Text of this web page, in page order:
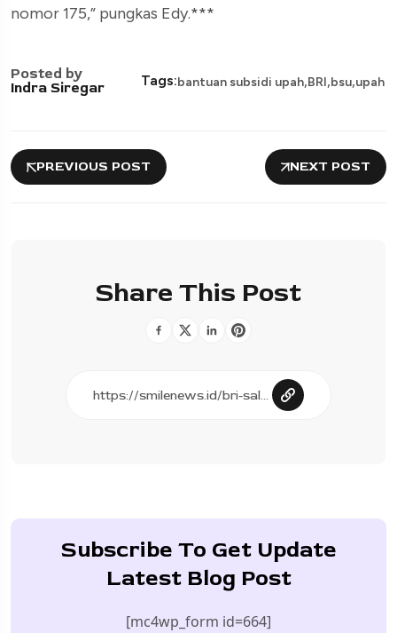
nomor 175,” pungkas Edy.***
Posted by
Indra Siregar
Tags:bantuan subsidi upah,BRI,bsu,upah
PREVIOUS POST NEXT POST
Share This Post
Subscribe To Get Update
Latest Blog Post
[mc4wp_form id=664]